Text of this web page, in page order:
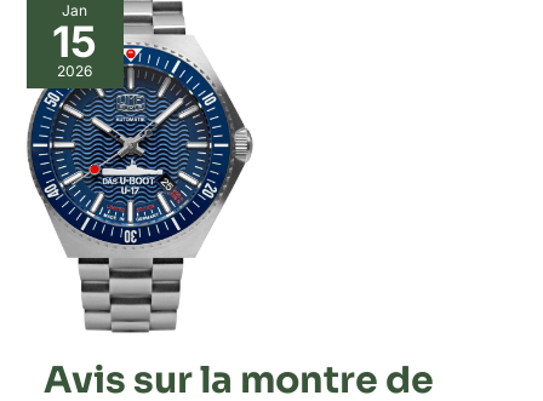
Jan
15
2026
Avis sur la montre de